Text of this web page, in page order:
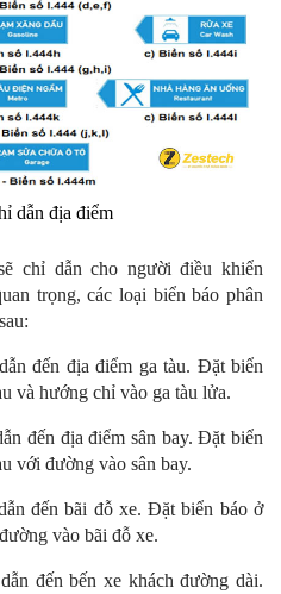
dẫn địa điểm
chỉ dẫn cho người điều khiển
trọng, các loại biển báo phân
đến địa điểm ga tàu. Đặt biển
và hướng chỉ vào ga tàu lửa.
đến địa điểm sân bay. Đặt biển
với đường vào sân bay.
đến bãi đỗ xe. Đặt biển báo ở
vào bãi đỗ xe.
đến bến xe khách đường dài.